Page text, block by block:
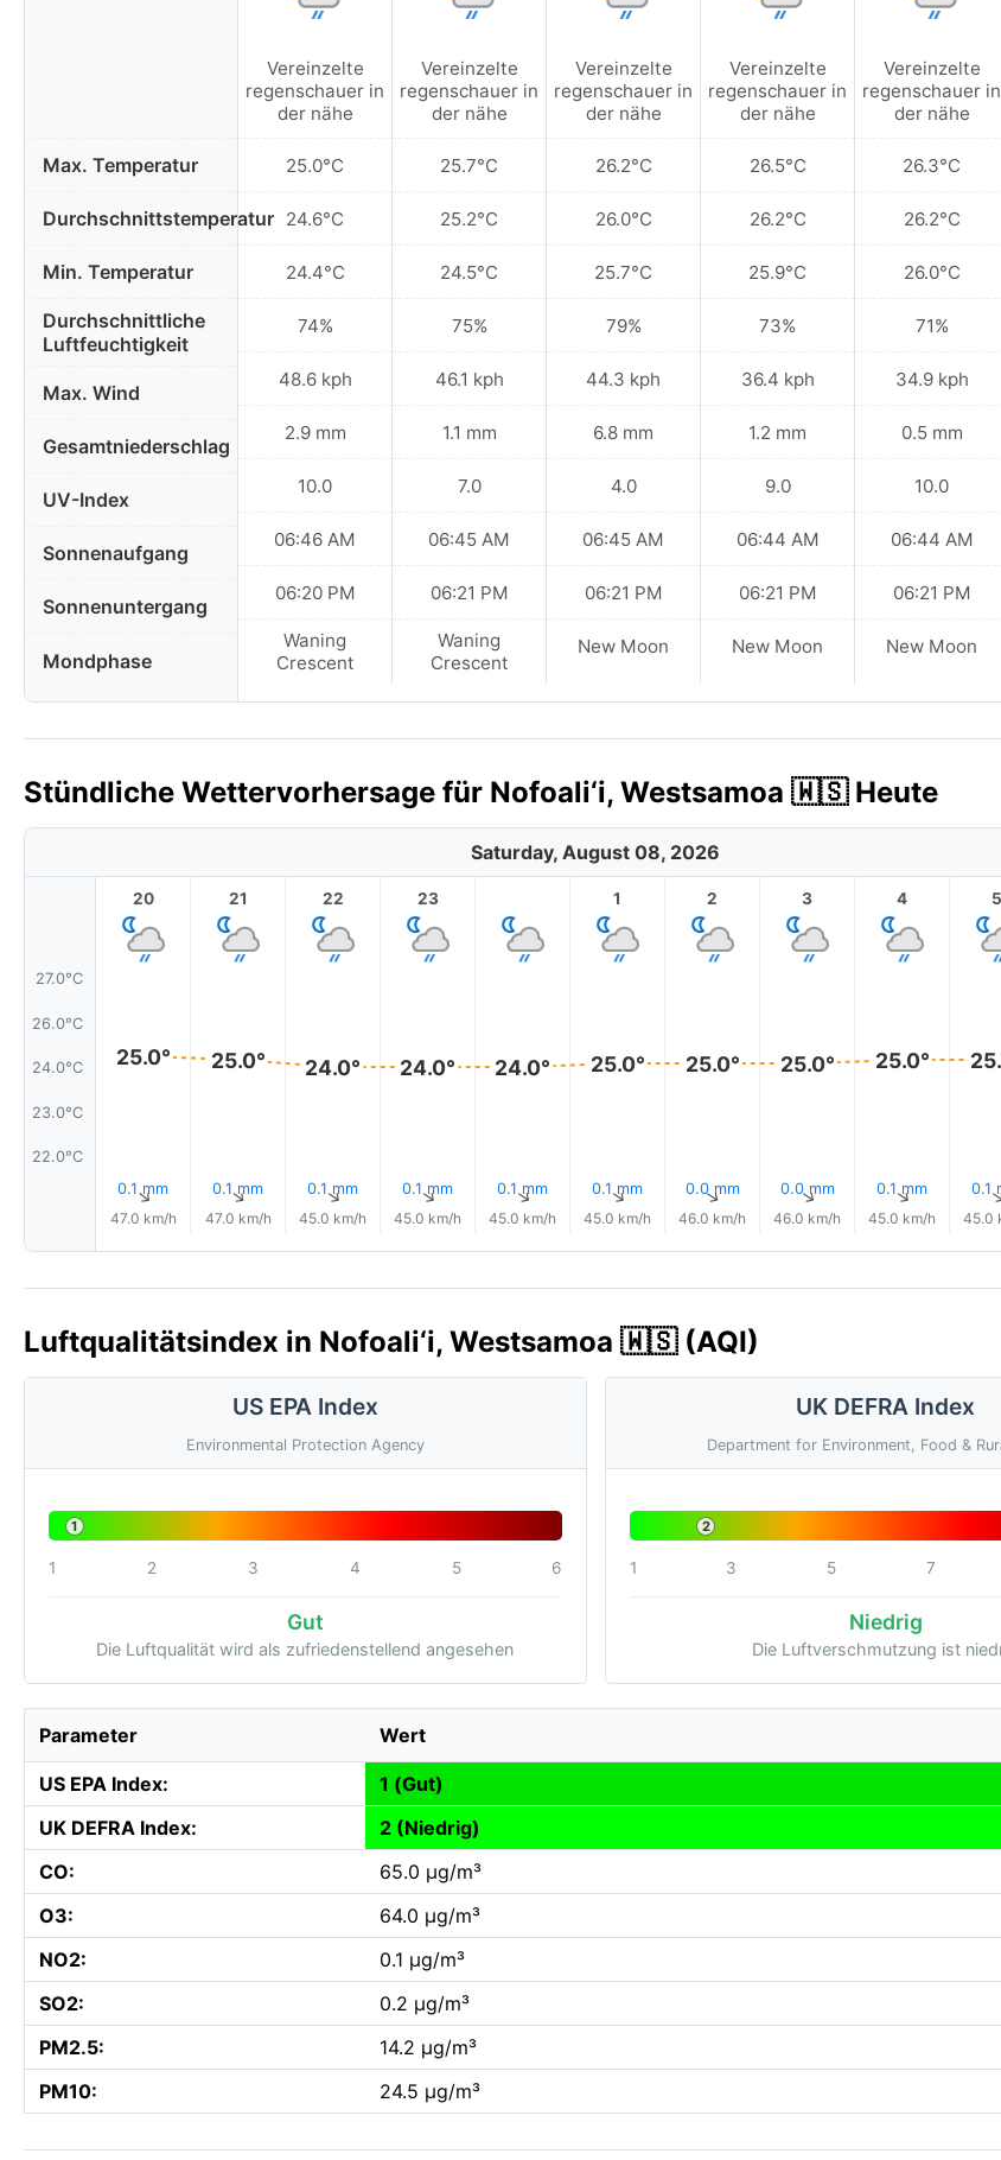
Max. Temperatur
Durchschnittstemperatur
Min. Temperatur
Durchschnittliche
Luftfeuchtigkeit
Max. Wind
Gesamtniederschlag
UV-Index
Sonnenaufgang
Sonnenuntergang
Mondphase
Vereinzelte
regenschauer in
der nähe
25.0°C
24.6°C
24.4°C
74%
48.6 kph
2.9 mm
10.0
06:46 AM
06:20 PM
Waning
Crescent
Vereinzelte
regenschauer in
der nähe
25.7°C
25.2°C
24.5°C
75%
46.1 kph
1.1 mm
7.0
06:45 AM
06:21 PM
Waning
Crescent
Vereinzelte
regenschauer in
der nähe
26.2°C
26.0°C
25.7°C
79%
44.3 kph
6.8 mm
4.0
06:45 AM
06:21 PM
New Moon
Vereinzelte
regenschauer in
der nähe
26.5°C
26.2°C
25.9°C
73%
36.4 kph
1.2 mm
9.0
06:44 AM
06:21 PM
New Moon
Vereinzelte
regenschauer in
der nähe
26.3°C
26.2°C
26.0°C
71%
34.9 kph
0.5 mm
10.0
06:44 AM
06:21 PM
New Moon
Stündliche Wettervorhersage für Nofoali‘i, Westsamoa 🇼🇸 Heute
Saturday, August 08, 2026
27.0°C
26.0°C
24.0°C
23.0°C
22.0°C
20
25.0°
0.1 mm
↑
47.0 km/h
21
25.0°
0.1 mm
↑
47.0 km/h
22
24.0°
0.1 mm
↑
45.0 km/h
23
24.0°
0.1 mm
↑
45.0 km/h
24.0°
0.1 mm
↑
45.0 km/h
1
25.0°
0.1 mm
↑
45.0 km/h
2
25.0°
0.0 mm
↑
46.0 km/h
3
25.0°
0.0 mm
↑
46.0 km/h
4
25.0°
0.1 mm
↑
45.0 km/h
5
0.1
45.0
Luftqualitätsindex in Nofoali‘i, Westsamoa 🇼🇸 (AQI)
US EPA Index
Environmental Protection Agency
1
1 2 3 4 5 6
Gut
Die Luftqualität wird als zufriedenstellend angesehen
UK DEFRA Index
Department for Environment, Food &
2
1 3 5 7
Niedrig
Die Luftverschmutzung ist
Parameter Wert
US EPA Index:
1 (Gut)
UK DEFRA Index:
2 (Niedrig)
CO:
65.0 µg/m³
O3:
64.0 µg/m³
NO2:
0.1 µg/m³
SO2:
0.2 µg/m³
PM2.5:
14.2 µg/m³
PM10:
24.5 µg/m³